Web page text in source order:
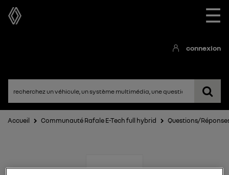
☰
connexion
Accueil Communauté Rafale E-Tech full hybrid Questions/